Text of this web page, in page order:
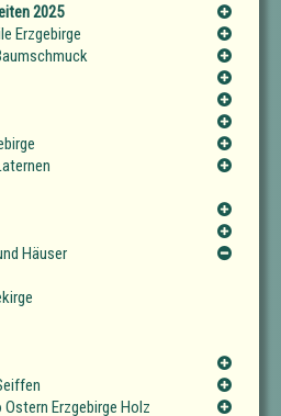
2025
Erzgebirge
Häuser
Erzgebirge Holz